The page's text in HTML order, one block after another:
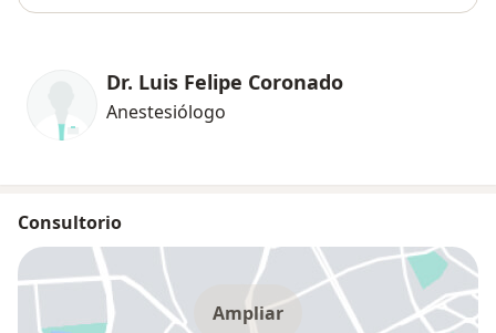
Dr. Luis Felipe Coronado
Anestesiólogo
Consultorio
Ampliar